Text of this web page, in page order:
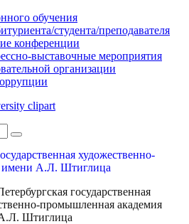
обучения
студента/преподавателя
конференции
выставочные мероприятия
организации
государственная
промышленная академия
Штиглица